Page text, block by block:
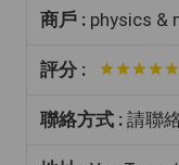
商戶 : physics &
評分 :
聯絡方式 : 請聯